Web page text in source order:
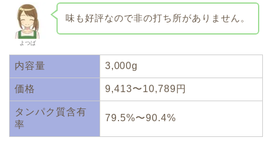
よつば
味も好評なので非の打ち所がありません。
内容量 3,000g
価格 9,413〜10,789円
タンパク質含有
率
79.5%〜90.4%